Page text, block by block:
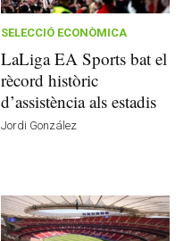
SELECCIÓ ECONÒMICA
LaLiga EA Sports bat el
rècord històric
d’assistència als estadis
Jordi González